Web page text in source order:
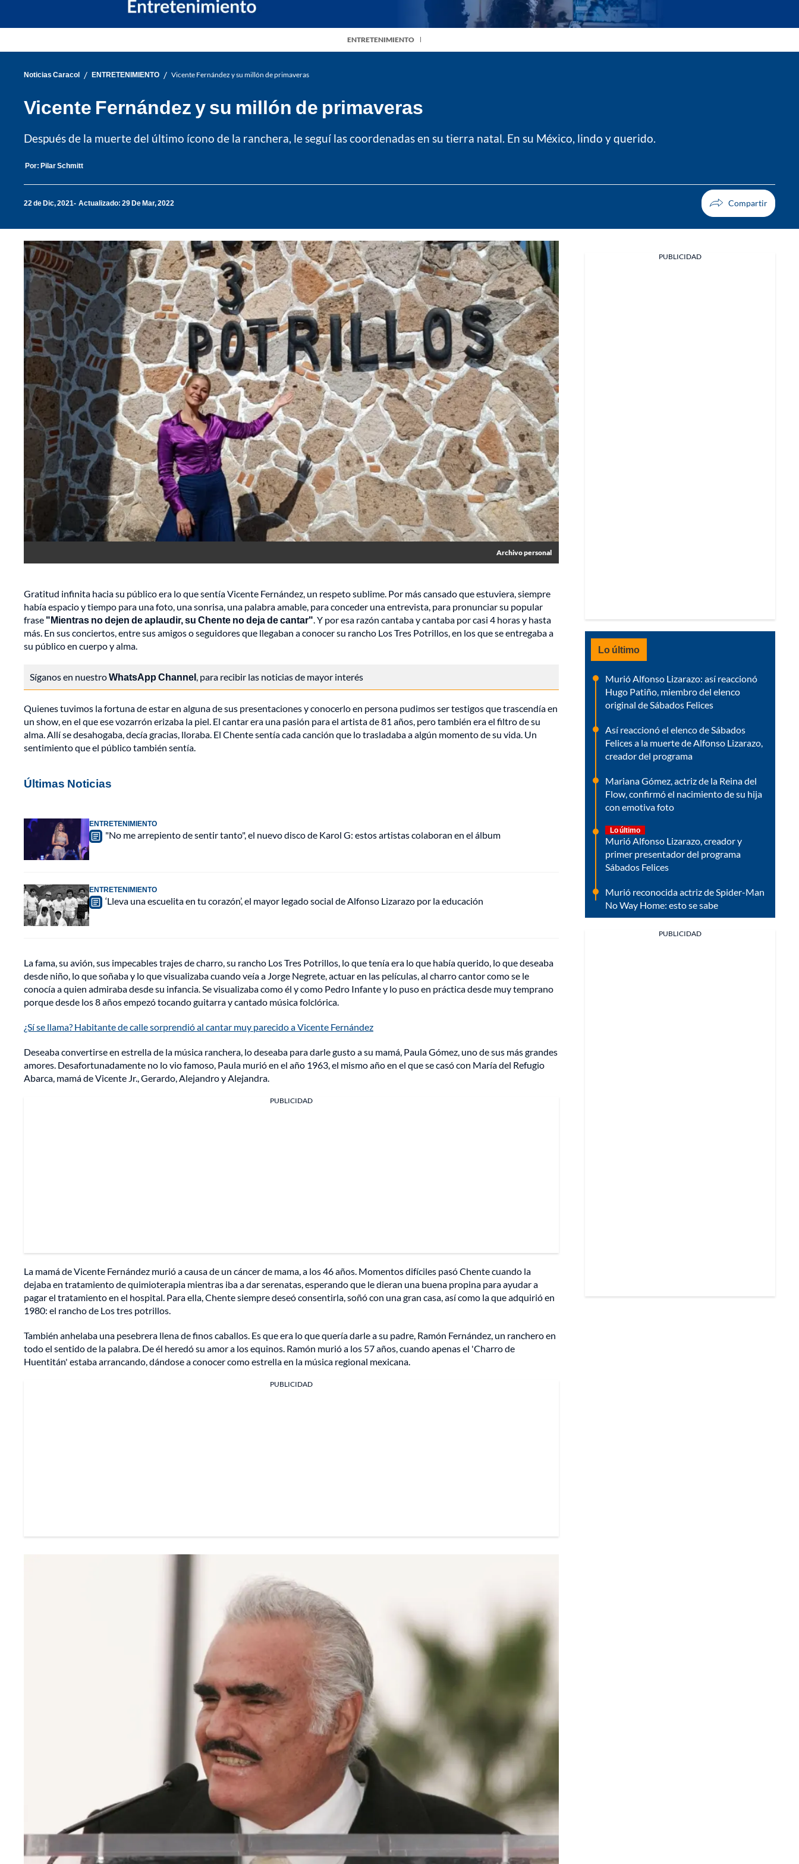
ENTRETENIMIENTO
Noticias Caracol / ENTRETENIMIENTO / Vicente Fernández y su millón de primaveras
Vicente Fernández y su millón de primaveras
Después de la muerte del último ícono de la ranchera, le seguí las coordenadas en su tierra natal. En su México, lindo y querido.
Por: Pilar Schmitt
22 de Dic, 2021 Actualizado: 29 De Mar, 2022
Archivo personal
Gratitud infinita hacia su público era lo que sentía Vicente Fernández, un respeto sublime. Por más cansado que estuviera, siempre
había espacio y tiempo para una foto, una sonrisa, una palabra amable, para conceder una entrevista, para pronunciar su popular
frase "Mientras no dejen de aplaudir, su Chente no deja de cantar". Y por esa razón cantaba y cantaba por casi 4 horas y hasta
más. En sus conciertos, entre sus amigos o seguidores que llegaban a conocer su rancho Los Tres Potrillos, en los que se entregaba a
su público en cuerpo y alma.
Síganos en nuestroWhatsApp Channel, para recibir las noticias de mayor interés
Quienes tuvimos la fortuna de estar en alguna de sus presentaciones y conocerlo en persona pudimos ser testigos que trascendía en
un show, en el que ese vozarrón erizaba la piel. El cantar era una pasión para el artista de 81 años, pero también era el filtro de su
alma. Allí se desahogaba, decía gracias, lloraba. El Chente sentía cada canción que lo trasladaba a algún momento de su vida. Un
sentimiento que el público también sentía.
Últimas Noticias
ENTRETENIMIENTO
"No me arrepiento de sentir tanto", el nuevo disco de Karol G: estos artistas colaboran en el álbum
ENTRETENIMIENTO
‘Lleva una escuelita en tu corazón’, el mayor legado social de Alfonso Lizarazo por la educación
La fama, su avión, sus impecables trajes de charro, su rancho Los Tres Potrillos, lo que tenía era lo que había querido, lo que deseaba
desde niño, lo que soñaba y lo que visualizaba cuando veía a Jorge Negrete, actuar en las películas, al charro cantor como se le
conocía a quien admiraba desde su infancia. Se visualizaba como él y como Pedro Infante y lo puso en práctica desde muy temprano
porque desde los 8 años empezó tocando guitarra y cantado música folclórica.
¿Sí se llama? Habitante de calle sorprendió al cantar muy parecido a Vicente Fernández
Deseaba convertirse en estrella de la música ranchera, lo deseaba para darle gusto a su mamá, Paula Gómez, uno de sus más grandes
amores. Desafortunadamente no lo vio famoso, Paula murió en el año 1963, el mismo año en el que se casó con María del Refugio
Abarca, mamá de Vicente Jr., Gerardo, Alejandro y Alejandra.
PUBLICIDAD
La mamá de Vicente Fernández murió a causa de un cáncer de mama, a los 46 años. Momentos difíciles pasó Chente cuando la
dejaba en tratamiento de quimioterapia mientras iba a dar serenatas, esperando que le dieran una buena propina para ayudar a
pagar el tratamiento en el hospital. Para ella, Chente siempre deseó consentirla, soñó con una gran casa, así como la que adquirió en
1980: el rancho de Los tres potrillos.
También anhelaba una pesebrera llena de finos caballos. Es que era lo que quería darle a su padre, Ramón Fernández, un ranchero en
todo el sentido de la palabra. De él heredó su amor a los equinos. Ramón murió a los 57 años, cuando apenas el 'Charro de
Huentitán' estaba arrancando, dándose a conocer como estrella en la música regional mexicana.
PUBLICIDAD
PUBLICIDAD
Lo último
Murió Alfonso Lizarazo: así reaccionó
Hugo Patiño, miembro del elenco
original de Sábados Felices
Así reaccionó el elenco de Sábados
Felices a la muerte de Alfonso Lizarazo,
creador del programa
Mariana Gómez, actriz de la Reina del
Flow, confirmó el nacimiento de su hija
con emotiva foto
Lo último
Murió Alfonso Lizarazo, creador y
primer presentador del programa
Sábados Felices
Murió reconocida actriz de Spider-Man
No Way Home: esto se sabe
PUBLICIDAD